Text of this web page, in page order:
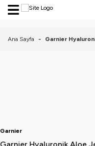
Ana Sayfa - Garnier
Garnier